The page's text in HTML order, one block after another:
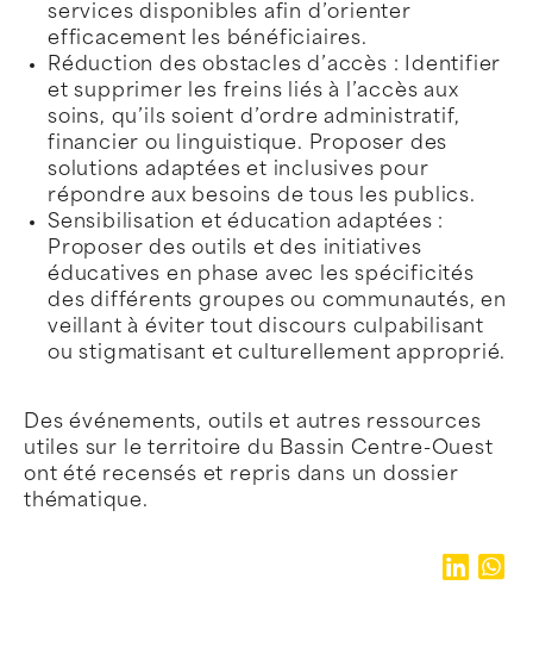
services disponibles afin d’orienter
efficacement les bénéficiaires.
Réduction des obstacles d’accès : Identifier
et supprimer les freins liés à l’accès aux
soins, qu’ils soient d’ordre administratif,
financier ou linguistique. Proposer des
solutions adaptées et inclusives pour
répondre aux besoins de tous les publics.
Sensibilisation et éducation adaptées :
Proposer des outils et des initiatives
éducatives en phase avec les spécificités
des différents groupes ou communautés, en
veillant à éviter tout discours culpabilisant
ou stigmatisant et culturellement approprié.
Des événements, outils et autres ressources
utiles sur le territoire du Bassin Centre-Ouest
ont été recensés et repris dans un dossier
thématique.